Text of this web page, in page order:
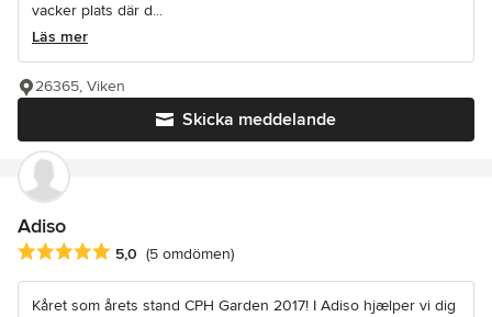
vacker plats där d...
Läs mer
Skicka meddelande
26365, Viken
Adiso
Genomsnittligt omdöme: 5 av 5 stjärnor
5,0 (5 omdömen)
Kåret som årets stand CPH Garden 2017! I Adiso hjælper vi dig